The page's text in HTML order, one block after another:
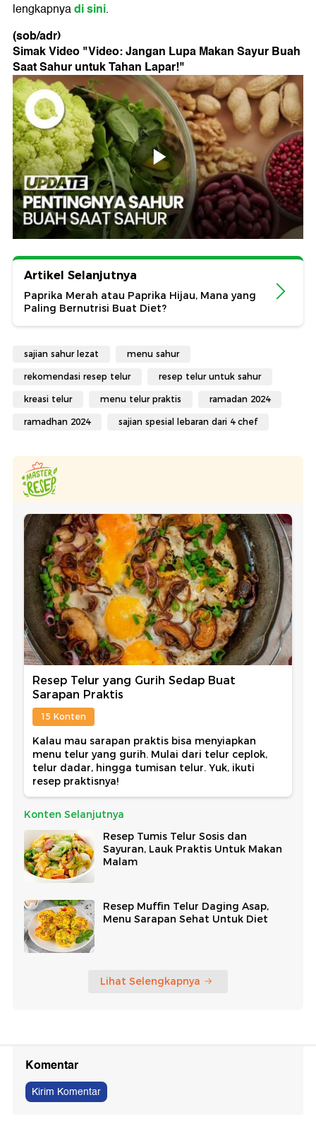
lengkapnyadi sini.
(sob/adr)
Simak Video "Video: Jangan Lupa Makan Sayur Buah
Saat Sahur untuk Tahan Lapar!"
Artikel Selanjutnya
Paprika Merah atau Paprika Hijau, Mana yang
Paling Bernutrisi Buat Diet?
sajian sahur lezat menu sahur
rekomendasi resep telur resep telur untuk sahur
kreasi telur menu telur praktis ramadan 2024
ramadhan 2024 sajian spesial lebaran dari 4 chef
Resep Telur yang Gurih Sedap Buat
Sarapan Praktis
15 Konten
Kalau mau sarapan praktis bisa menyiapkan
menu telur yang gurih. Mulai dari telur ceplok,
telur dadar, hingga tumisan telur. Yuk, ikuti
resep praktisnya!
Konten Selanjutnya
Resep Tumis Telur Sosis dan
Sayuran, Lauk Praktis Untuk Makan
Malam
Resep Muffin Telur Daging Asap,
Menu Sarapan Sehat Untuk Diet
Lihat Selengkapnya
Komentar
Kirim Komentar